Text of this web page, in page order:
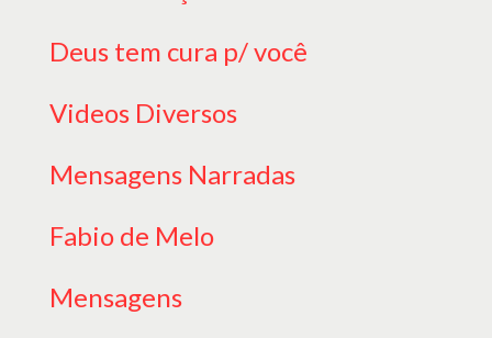
Deus tem cura p/ você
Videos Diversos
Mensagens Narradas
Fabio de Melo
Mensagens